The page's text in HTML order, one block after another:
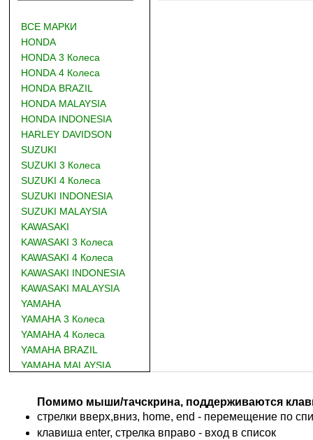
ВСЕ МАРКИ
HONDA
HONDA 3 Колеса
HONDA 4 Колеса
HONDA BRAZIL
HONDA MALAYSIA
HONDA INDONESIA
HARLEY DAVIDSON
SUZUKI
SUZUKI 3 Колеса
SUZUKI 4 Колеса
SUZUKI INDONESIA
SUZUKI MALAYSIA
KAWASAKI
KAWASAKI 3 Колеса
KAWASAKI 4 Колеса
KAWASAKI INDONESIA
KAWASAKI MALAYSIA
YAMAHA
YAMAHA 3 Колеса
YAMAHA 4 Колеса
YAMAHA BRAZIL
YAMAHA MALAYSIA
BMW
KTM
Помимо мыши/тачскрина, поддерживаются
стрелки вверх,вниз, home, end - перемещение по
клавиша enter, стрелка вправо - вход в список